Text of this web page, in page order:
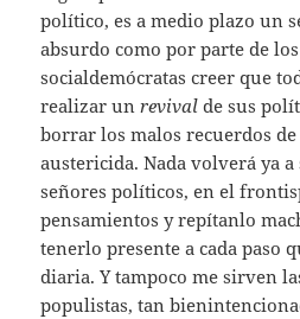
político, es a medio plazo un
absurdo como por parte de
socialdemócratas creer que
realizar unrevivalde sus
borrar los malos recuerdos
austericida. Nada volverá ya
señores políticos, en el
pensamientos y repítanlo
tenerlo presente a cada paso
diaria. Y tampoco me sirven
populistas, tan